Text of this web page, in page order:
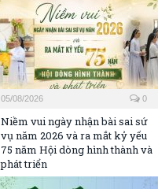
05/08/2026 0
Niềm vui ngày nhận bài sai sứ
vụ năm 2026 và ra mắt kỷ yếu
75 năm Hội dòng hình thành và
phát triển